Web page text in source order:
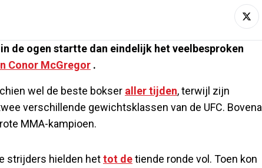
de ogen startte dan eindelijk het veelbesproken
Conor McGregor .
wel de beste bokser aller tijden, terwijl zijn
verschillende gewichtsklassen van de UFC. Bovenal
MMA-kampioen.
strijders hielden hettot detiende ronde vol. Toen kon